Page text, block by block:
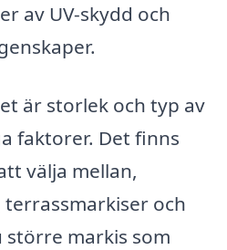
av UV-skydd och
är storlek och typ av
faktorer. Det finns
välja mellan,
och
större markis som